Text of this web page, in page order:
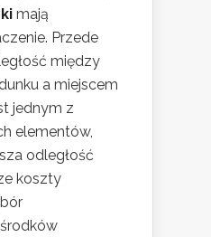
mają
Przede
między
a miejscem
jednym z
elementów,
odległość
koszty